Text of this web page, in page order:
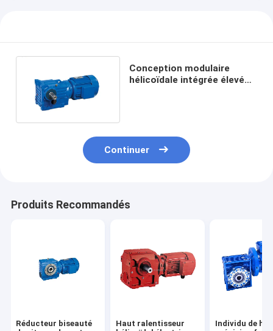
Conception modulaire
hélicoïdale intégrée élevée
Continuer
Produits Recommandés
Réducteur biseauté
Haut ralentisseur
Individu de